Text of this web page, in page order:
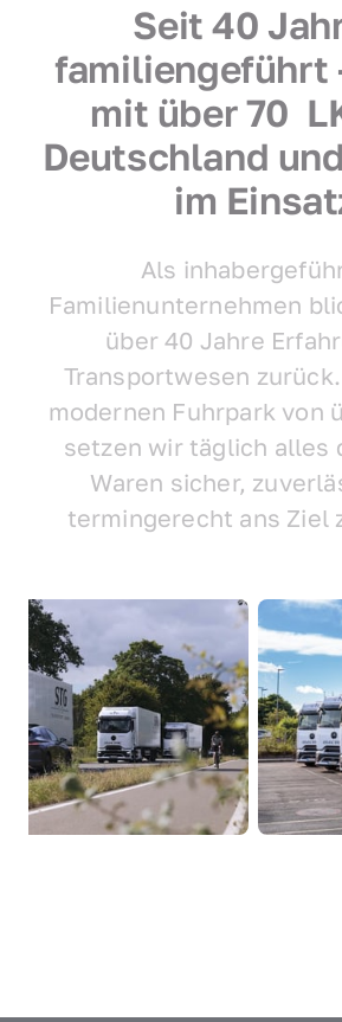
Seit 40
familiengeführt
mit über 70
Deutschland
im
Als
Familienunternehmen
über 40 Jahre
Transportwesen
modernen Fuhrpark von
setzen wir täglich alles
Waren sicher,
termingerecht ans Ziel